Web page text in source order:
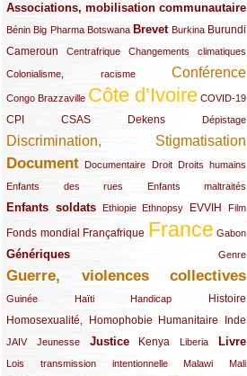
Associations, mobilisation communautaire
(65/289)
Bénin
(13/289)Big Pharma
(16/289) Botswana
(9/289) Brevet
(83/289) Burkina
(18/289) Burundi
(30/289)
Cameroun
(47/289) Centrafrique
(23/289) Changements climatiques
(10/289)
Colonialisme, racisme
(19/289) Conférence
(118/289)
Congo Brazzaville
(24/289) Côte d’Ivoire
(263/289) COVID-19
(13/289)
CPI
(48/289) CSAS
(32/289) Dekens
(29/289) Dépistage
(19/289)
Discrimination, Stigmatisation
(131/289)
Document
(145/289) Documentaire
(9/289) Droit
(20/289) Droits humains
(22/289)
Enfants des rues
(21/289) Enfants maltraités
(10/289)
Enfants soldats
(68/289) Ethiopie
(12/289) Ethnopsy
(15/289) EVVIH
(55/289) Film
(22/289)
Fonds mondial
(48/289) Françafrique
(39/289) France
(289/289) Gabon
(12/289)
Génériques
(59/289) Genre
(22/289)
Guerre, violences collectives
(149/289)
Guinée
(12/289) Haïti
(15/289) Handicap
(10/289) Histoire
(49/289)
Homosexualité, Homophobie
(44/289) Humanitaire
(47/289) Inde
(34/289)
JAIV
(10/289)Jeunesse
(21/289) Justice
(65/289) Kenya
(35/289) Liberia
(25/289) Livre
(62/289)
Lois transmission intentionnelle
(24/289) Malawi
(11/289) Mali
(21/289)